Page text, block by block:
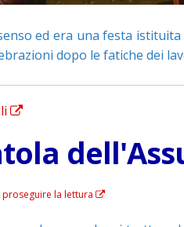
ed era una festa istituita
dopo le fatiche dei
la lettura